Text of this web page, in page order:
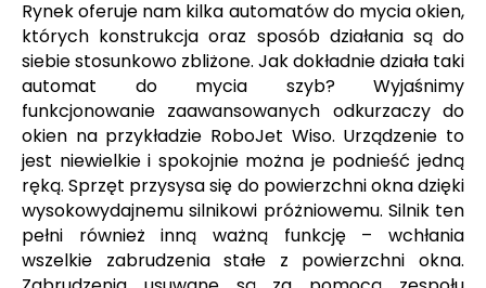
Rynek oferuje nam kilka automatów do mycia okien,
których konstrukcja oraz sposób działania są do
siebie stosunkowo zbliżone. Jak dokładnie działa taki
automat do mycia szyb? Wyjaśnimy
funkcjonowanie zaawansowanych odkurzaczy do
okien na przykładzie RoboJet Wiso. Urządzenie to
jest niewielkie i spokojnie można je podnieść jedną
ręką. Sprzęt przysysa się do powierzchni okna dzięki
wysokowydajnemu silnikowi próżniowemu. Silnik ten
pełni również inną ważną funkcję – wchłania
wszelkie zabrudzenia stałe z powierzchni okna.